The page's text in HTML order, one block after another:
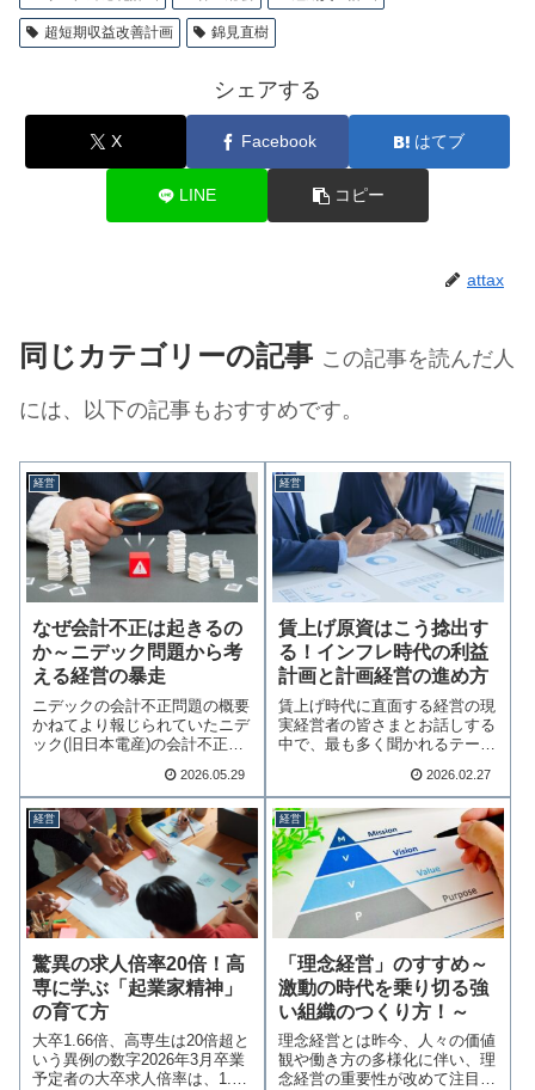
超短期収益改善計画 錦見直樹
シェアする
X Facebook はてブ
LINE コピー
attax
同じカテゴリーの記事 この記事を読んだ人
には、以下の記事もおすすめです。
経営
なぜ会計不正は起きるの
か～ニデック問題から考
える経営の暴走
ニデックの会計不正問題の概要
かねてより報じられていたニデ
ック(旧日本電産)の会計不正問
2026.05.29
経営
賃上げ原資はこう捻出す
る！インフレ時代の利益
計画と計画経営の進め方
賃上げ時代に直面する経営の現
実経営者の皆さまとお話しする
中で、最も多く聞かれるテーマ
2026.02.27
経営
驚異の求人倍率20倍！高
専に学ぶ「起業家精神」
の育て方
大卒1.66倍、高専生は20倍超と
いう異例の数字2026年3月卒業
予定者の大卒求人倍率は、1.66
経営
「理念経営」のすすめ～
激動の時代を乗り切る強
い組織のつくり方！～
理念経営とは昨今、人々の価値
観や働き方の多様化に伴い、理
念経営の重要性が改めて注目さ